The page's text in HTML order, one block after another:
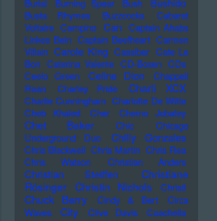
Burial Burning Spear Bush Bushido
Busta Rhymes Buzzcocks
Cabaret
Voltaire Campino Can
Captain Ahabs
Linkes Bein Captain Beefheart Carmen
Villain Carole King Cassiber Cate Le
Bon
Caterina Valente CD-Boxen
CDs
Ceelo Green
Celine Dion
Chappell
Roan
Charley Pride Charli XCX
Charlie Cunningham Charlotte De Witte
Cheb Khaled
Cher Cherno Jobatey
Chet Baker Chic
Chicago
Underground Duo
Chilly Gonzales
Chris Blackwell Chris Martin Chris Rea
Chris Watson
Christian Anders
Christian Steiffen
Christiane
Rösinger
Christin Nichols Christl
Chuck Berry Cindy & Bert
Circa
Waves
City Clive Davis
Coachella